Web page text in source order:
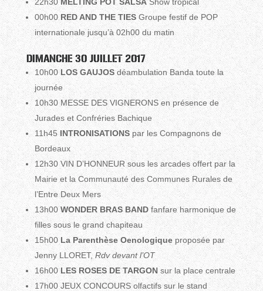
00h00RED AND THE TIESGroupe festif de POP
internationale jusqu’à 02h00 du matin
DIMANCHE 30 JUILLET 2017
10h00LOS GAUJOSdéambulation Banda toute la
journée
10h30 MESSE DES VIGNERONS en présence de
Jurades et Confréries Bachique
11h45INTRONISATIONSpar les Compagnons de
Bordeaux
12h30 VIN D’HONNEUR sous les arcades offert par la
Mairie et la Communauté des Communes Rurales de
l’Entre Deux Mers
13h00WONDER BRAS BANDfanfare harmonique de
filles sous le grand chapiteau
15h00La Parenthèse Oenologiqueproposée par
Jenny LLORET, Rdv devant l’OT
16h00LES ROSES DE TARGONsur la place centrale
17h00 JEUX CONCOURS olfactifs sur le stand